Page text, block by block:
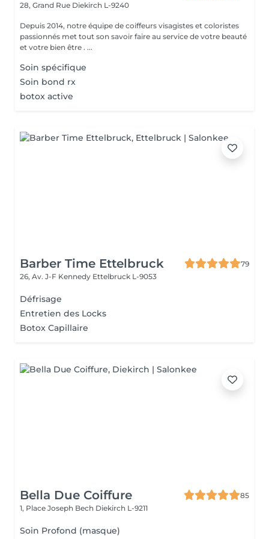
28, Grand Rue Diekirch L-9240
Depuis 2014, notre équipe de coiffeurs visagistes et coloristes
passionnés met tout son savoir faire au service de votre beauté
et votre bien être . ...
Soin spécifique
Soin bond rx
botox active
Barber Time Ettelbruck
79
26, Av. J-F Kennedy Ettelbruck L-9053
Défrisage
Entretien des Locks
Botox Capillaire
Bella Due Coiffure
85
1, Place Joseph Bech Diekirch L-9211
Soin Profond (masque)